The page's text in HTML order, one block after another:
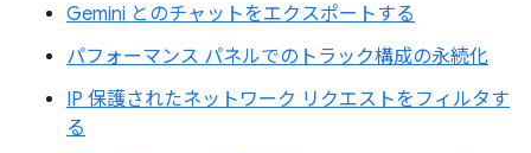
Gemini とのチャットをエクスポートする
パフォーマンス パネルでのトラック構成の永続化
IP 保護されたネットワーク リクエストをフィルタす
る